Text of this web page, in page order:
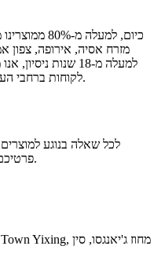
מזרח אסיה, אירופה, צפון
למעלה מ-18 שנות
לקוחות ברחבי העולם, הודות למחויבותנו לאמינות ואיכות.
לכל שאלה בנוגע
פרטיכם. צוות שלנו יחזור אליכם תוך 24 שעות.
Gaocheng Village, Gaocheng Town Yixing, מחוז ג'יאנגסו, סין